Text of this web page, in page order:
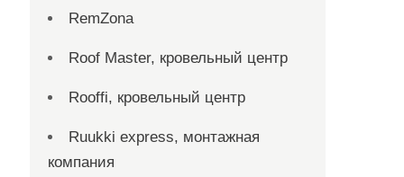
RemZona
Roof Master, кровельный центр
Rooffi, кровельный центр
Ruukki express, монтажная
компания